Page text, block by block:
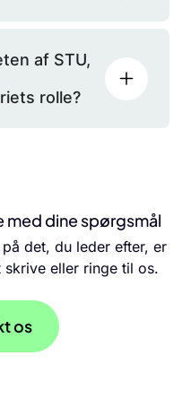
af STU,
rolle?
med dine spørgsmål
det, du leder efter, er
eller ringe til os.
os